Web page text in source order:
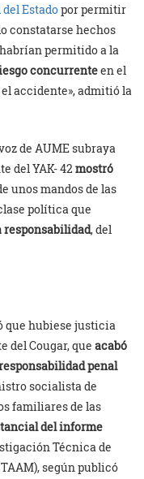
Estadopor permitir
constatarse hechos
permitido a la
concurrenteen el
accidente», admitió la
de AUME subraya
del YAK- 42 mostró
unos mandos de las
política que
responsabilidad, del
que hubiese justicia
del Cougar, que acabó
penal
socialista de
familiares de las
del informe
Técnica de
según publicó